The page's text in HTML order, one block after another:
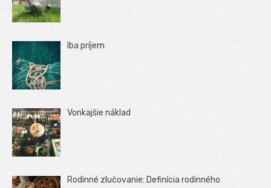
Iba príjem
Vonkajšie náklad
Rodinné zlučovanie: Definícia rodinného